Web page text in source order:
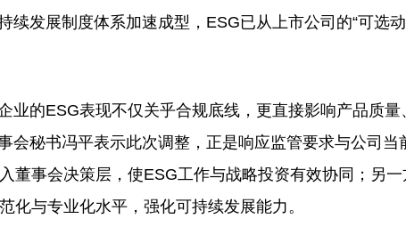
续发展制度体系加速成型，ESG已从上市公司的“可选
的ESG表现不仅关乎合规底线，更直接影响产品质量
会秘书冯平表示此次调整，正是响应监管要求与公司当
董事会决策层，使ESG工作与战略投资有效协同；另
化与专业化水平，强化可持续发展能力。